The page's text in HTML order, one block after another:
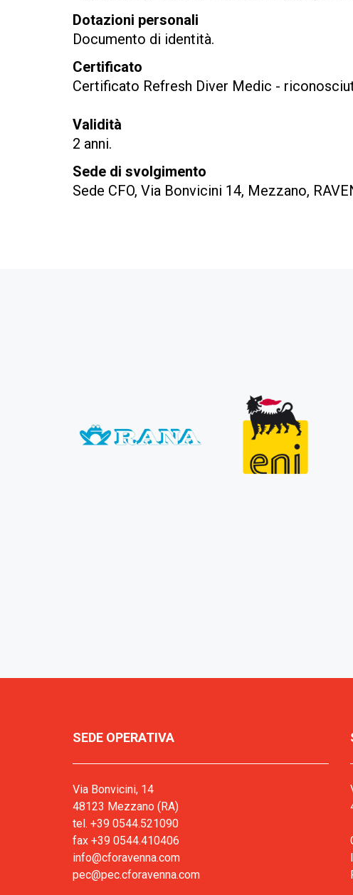
Dotazioni personali
Documento di identità.
Certificato
Certificato Refresh Diver Medic -
Validità
2 anni.
Sede di svolgimento
Sede CFO, Via Bonvicini 14, Mezzano,
SEDE OPERATIVA
Via Bonvicini, 14
48123 Mezzano (RA)
tel. +39 0544.521090
fax +39 0544.410406
info@cforavenna.com
pec@pec.cforavenna.com